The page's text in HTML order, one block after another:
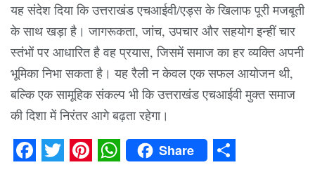
यह संदेश दिया कि उत्तराखंड एचआईवी/एड्स के खिलाफ पूरी मजबूती
के साथ खड़ा है। जागरूकता, जांच, उपचार और सहयोग इन्हीं चार
स्तंभों पर आधारित है वह प्रयास, जिसमें समाज का हर व्यक्ति अपनी
भूमिका निभा सकता है। यह रैली न केवल एक सफल आयोजन थी,
बल्कि एक सामूहिक संकल्प भी कि उत्तराखंड एचआईवी मुक्त समाज
की दिशा में निरंतर आगे बढ़ता रहेगा।
Share